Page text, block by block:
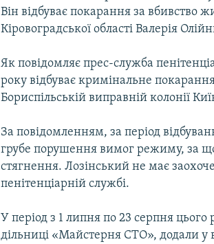
Він відбуває покарання за вбивство
Кіровоградської області Валерія
Як повідомляє прес-служба
року відбуває кримінальне
Бориспільській виправній колонії
За повідомленням, за період
грубе порушення вимог режиму, за
стягнення. Лозінський не має
пенітенціарній службі.
У період з 1 липня по 23 серпня
дільниці «Майстерня СТО», додали у